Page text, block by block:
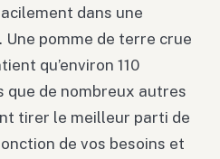
dans une
pomme de terre crue
qu’environ 110
que de nombreux autres
tirer le meilleur parti de
de vos besoins et